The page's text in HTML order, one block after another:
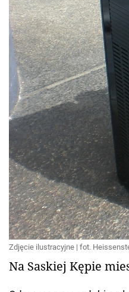
Zdjęcie ilustracyjne | fot.
Na Saskiej Kępie